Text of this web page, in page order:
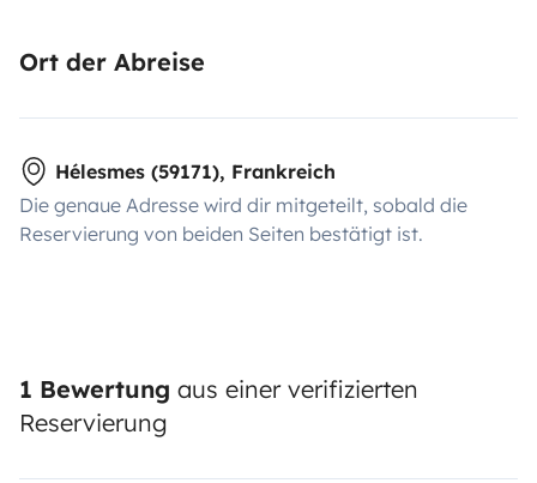
Ort der Abreise
Hélesmes (59171), Frankreich
Die genaue Adresse wird dir mitgeteilt, sobald die
Reservierung von beiden Seiten bestätigt ist.
1 Bewertung aus einer verifizierten
Reservierung